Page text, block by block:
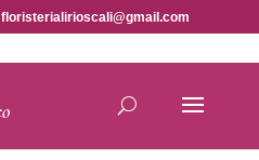
floristerialirioscali@gmail.com